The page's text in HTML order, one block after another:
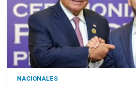
NACIONALES